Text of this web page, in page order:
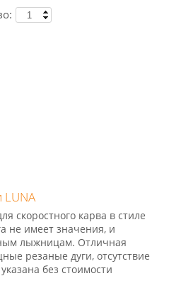
скоростного карва в стиле
не имеет значения, и
лыжницам. Отличная
резаные дуги, отсутствие
без стоимости